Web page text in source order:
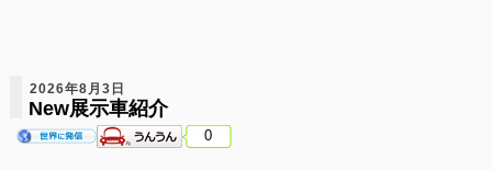
2026年8月3日
New展示車紹介
0